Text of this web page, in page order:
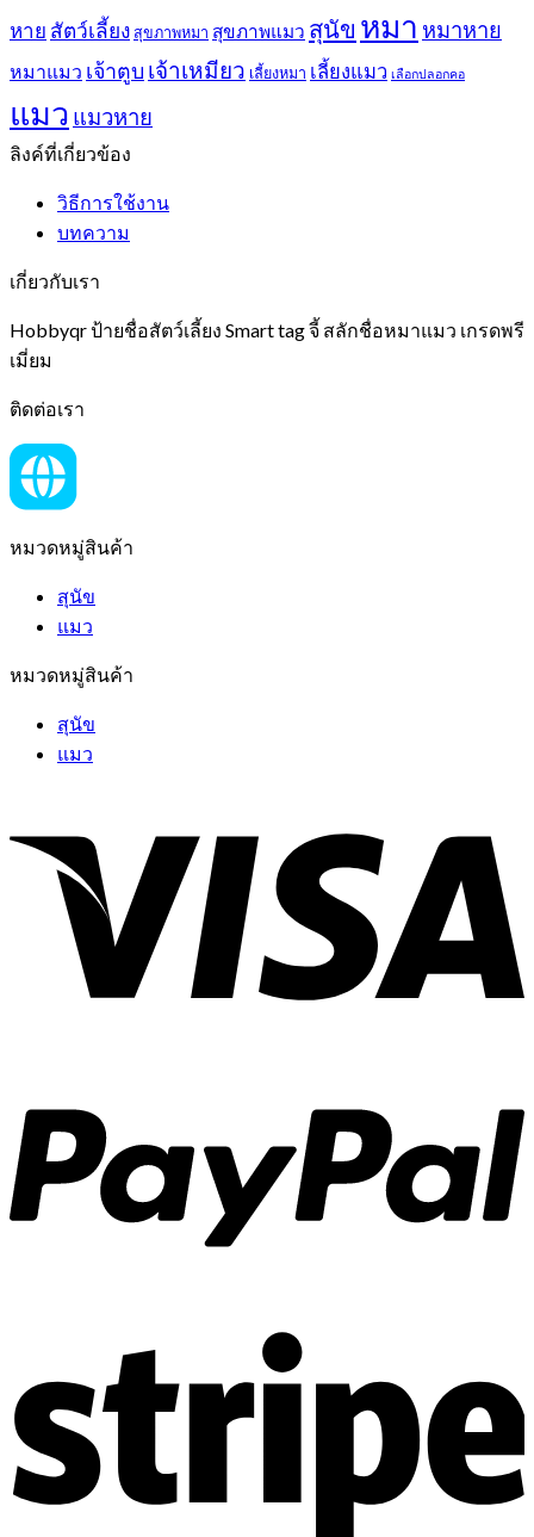
หาย สัตว์เลี้ยง สุขภาพหมา สุขภาพแมว สุนัข หมา หมาหาย
หมาแมว เจ้าตูบ เจ้าเหมียว เลี้ยงหมา เลี้ยงแมว เลือกปลอกคอ
แมว แมวหาย
ลิงค์ที่เกี่ยวข้อง
วิธีการใช้งาน
บทความ
เกี่ยวกับเรา
Hobbyqr ป้ายชื่อสัตว์เลี้ยง Smart tag จี้ สลักชื่อหมาแมว เกรดพรี
เมี่ยม
ติดต่อเรา
หมวดหมู่สินค้า
สุนัข
แมว
หมวดหมู่สินค้า
สุนัข
แมว